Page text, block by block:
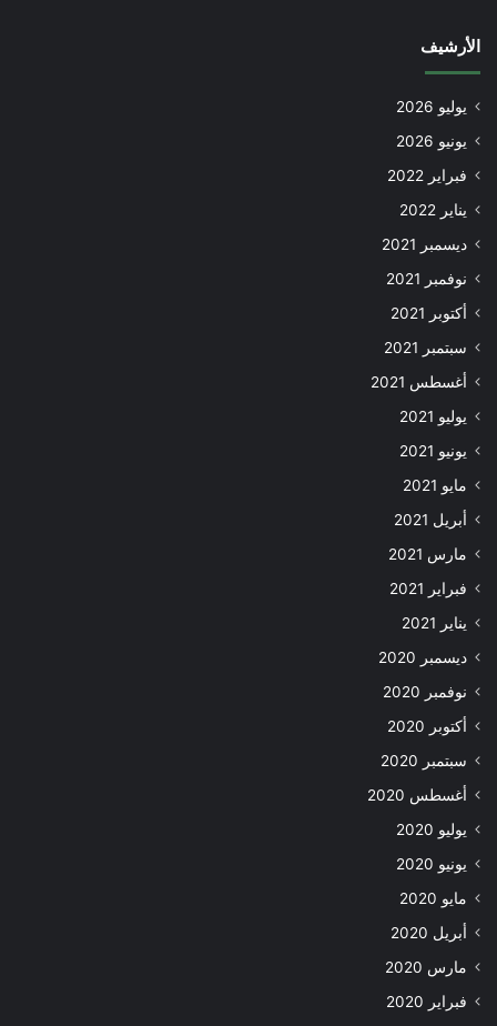
الأرشيف
يوليو 2026
يونيو 2026
فبراير 2022
يناير 2022
ديسمبر 2021
نوفمبر 2021
أكتوبر 2021
سبتمبر 2021
أغسطس 2021
يوليو 2021
يونيو 2021
مايو 2021
أبريل 2021
مارس 2021
فبراير 2021
يناير 2021
ديسمبر 2020
نوفمبر 2020
أكتوبر 2020
سبتمبر 2020
أغسطس 2020
يوليو 2020
يونيو 2020
مايو 2020
أبريل 2020
مارس 2020
فبراير 2020